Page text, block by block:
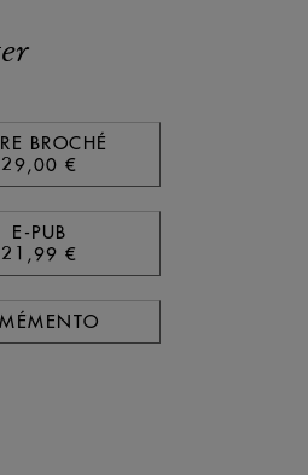
BROCHÉ
29,00 €
E-PUB
21,99 €